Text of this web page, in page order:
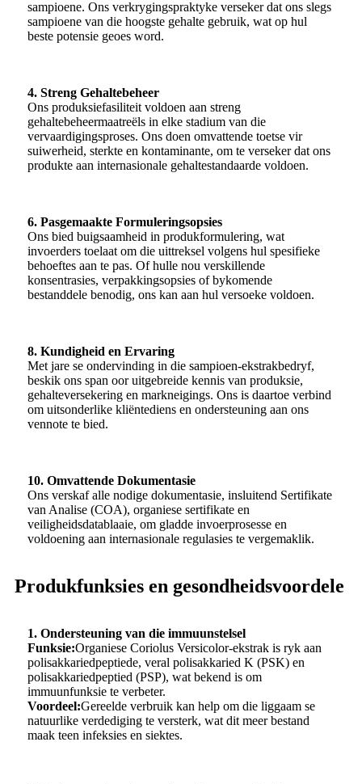
sampioene. Ons verkrygingspraktyke verseker dat ons slegs
sampioene van die hoogste gehalte gebruik, wat op hul
beste potensie geoes word.
4. Streng Gehaltebeheer
Ons produksiefasiliteit voldoen aan streng
gehaltebeheermaatreëls in elke stadium van die
vervaardigingsproses. Ons doen omvattende toetse vir
suiwerheid, sterkte en kontaminante, om te verseker dat ons
produkte aan internasionale gehaltestandaarde voldoen.
6. Pasgemaakte Formuleringsopsies
Ons bied buigsaamheid in produkformulering, wat
invoerders toelaat om die uittreksel volgens hul spesifieke
behoeftes aan te pas. Of hulle nou verskillende
konsentrasies, verpakkingsopsies of bykomende
bestanddele benodig, ons kan aan hul versoeke voldoen.
8. Kundigheid en Ervaring
Met jare se ondervinding in die sampioen-ekstrakbedryf,
beskik ons ​​span oor uitgebreide kennis van produksie,
gehalteversekering en markneigings. Ons is daartoe verbind
om uitsonderlike kliëntediens en ondersteuning aan ons
vennote te bied.
10. Omvattende Dokumentasie
Ons verskaf alle nodige dokumentasie, insluitend Sertifikate
van Analise (COA), organiese sertifikate en
veiligheidsdatablaaie, om gladde invoerprosesse en
voldoening aan internasionale regulasies te vergemaklik.
Produkfunksies en gesondheidsvoordele
1. Ondersteuning van die immuunstelsel
Funksie:Organiese Coriolus Versicolor-ekstrak is ryk aan
polisakkariedpeptiede, veral polisakkaried K (PSK) en
polisakkariedpeptied (PSP), wat bekend is om
immuunfunksie te verbeter.
Voordeel:Gereelde verbruik kan help om die liggaam se
natuurlike verdediging te versterk, wat dit meer bestand
maak teen infeksies en siektes.